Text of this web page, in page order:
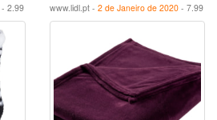
- 2.99 www.lidl.pt - 2 de Janeiro de 2020 - 7.99